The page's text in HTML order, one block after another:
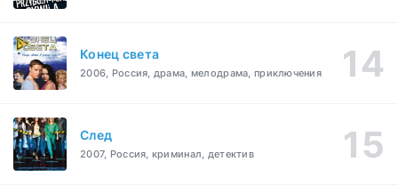
Конец света
2006, Россия, драма, мелодрама, приключения
След
2007, Россия, криминал, детектив